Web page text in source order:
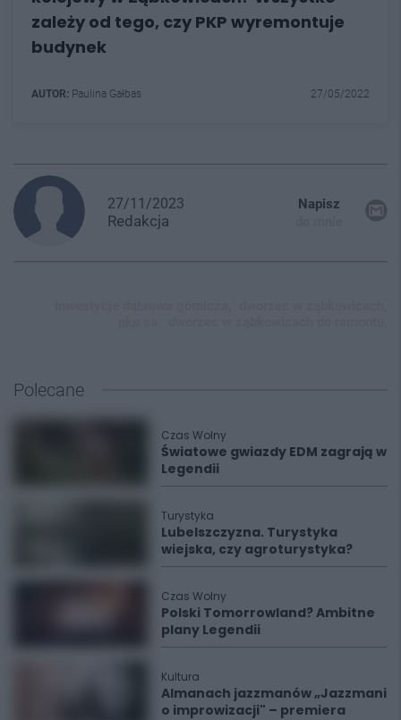
zależy od tego, czy PKP wyremontuje
budynek
AUTOR: Paulina Gałbas 27/05/2022
27/11/2023
Redakcja
Napisz
Polecane
Czas Wolny
Światowe gwiazdy EDM zagrają w
Legendii
Turystyka
Lubelszczyzna. Turystyka
wiejska, czy agroturystyka?
Czas Wolny
Polski Tomorrowland? Ambitne
plany Legendii
Kultura
Almanach jazzmanów „Jazzmani
o improwizacji" – premiera